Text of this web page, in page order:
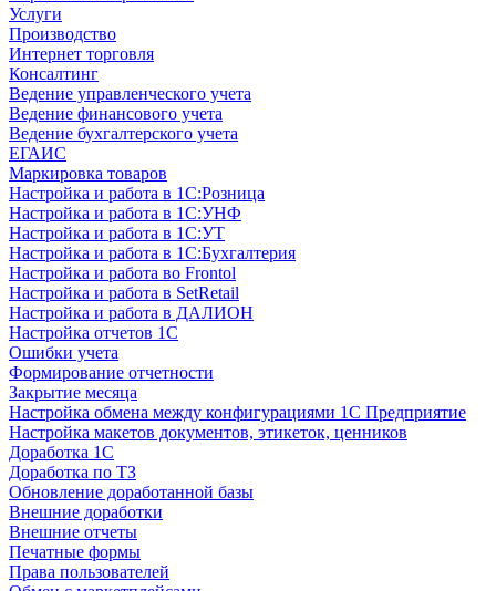
Услуги
Производство
Интернет торговля
Консалтинг
Ведение управленческого учета
Ведение финансового учета
Ведение бухгалтерского учета
ЕГАИС
Маркировка товаров
Настройка и работа в 1С:Розница
Настройка и работа в 1С:УНФ
Настройка и работа в 1С:УТ
Настройка и работа в 1С:Бухгалтерия
Настройка и работа во Frontol
Настройка и работа в SetRetail
Настройка и работа в ДАЛИОН
Настройка отчетов 1С
Ошибки учета
Формирование отчетности
Закрытие месяца
Настройка обмена между конфигурациями 1С Предприятие
Настройка макетов документов, этикеток, ценников
Доработка 1С
Доработка по ТЗ
Обновление доработанной базы
Внешние доработки
Внешние отчеты
Печатные формы
Права пользователей